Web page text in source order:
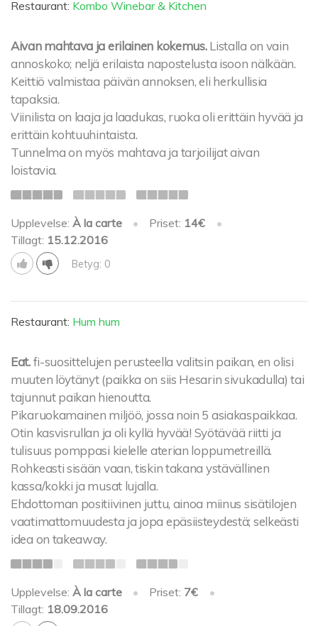
Restaurant: Kombo Winebar & Kitchen
Aivan mahtava ja erilainen kokemus. Listalla on vain
annoskoko; neljä erilaista napostelusta isoon nälkään.
Keittiö valmistaa päivän annoksen, eli herkullisia
tapaksia.
Viinilista on laaja ja laadukas, ruoka oli erittäin hyvää ja
erittäin kohtuuhintaista.
Tunnelma on myös mahtava ja tarjoilijat aivan
loistavia.
Upplevelse: À la carte • Priset: 14€
•
Tillagt: 15.12.2016
Betyg: 0
Restaurant: Hum hum
Eat.fi-suosittelujen perusteella valitsin paikan, en olisi
muuten löytänyt (paikka on siis Hesarin sivukadulla) tai
tajunnut paikan hienoutta.
Pikaruokamainen miljöö, jossa noin 5 asiakaspaikkaa.
Otin kasvisrullan ja oli kyllä hyvää! Syötävää riitti ja
tulisuus pomppasi kielelle aterian loppumetreillä.
Rohkeasti sisään vaan, tiskin takana ystävällinen
kassa/kokki ja musat lujalla.
Ehdottoman positiivinen juttu, ainoa miinus sisätilojen
vaatimattomuudesta ja jopa epäsiisteydestä; selkeästi
idea on takeaway.
Upplevelse: À la carte • Priset: 7€
•
Tillagt: 18.09.2016